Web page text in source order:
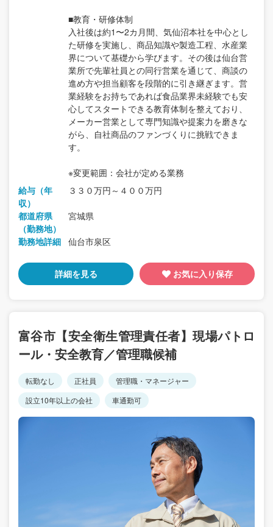
■教育・研修体制
入社後は約1〜2カ月間、気仙沼本社を中心とし
た研修を実施し、商品知識や製造工程、水産業
界について基礎から学びます。その後は仙台営
業所で先輩社員との同行営業を通じて、商談の
進め方や担当顧客を段階的に引き継ぎます。営
業経験をお持ちであれば食品業界未経験でも安
心してスタートできる教育体制を整えており、
メーカー営業として専門知識や提案力を磨きな
がら、自社商品のファンづくりに挑戦できま
す。
※変更範囲：会社が定める業務
給与（年
収）
３３０万円～４００万円
都道府県
（勤務地）
宮城県
勤務地詳細 仙台市泉区
詳細を見る お気に入り保存
富谷市【安全衛生管理責任者】現場パトロ
ール・安全教育／管理職候補
転勤なし 正社員
管理職・マネージャー
設立10年以上の会社
車通勤可